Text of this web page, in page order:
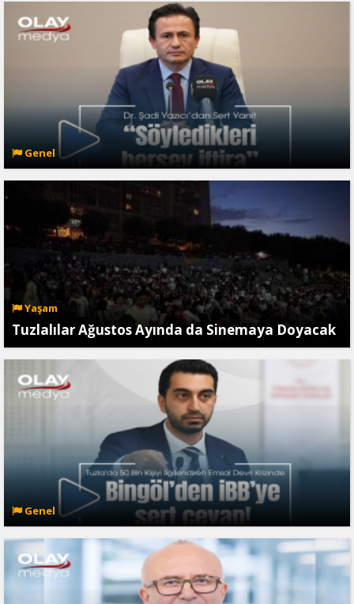
Genel
Yaşam
Tuzlalılar Ağustos Ayında da Sinemaya Doyacak
Genel